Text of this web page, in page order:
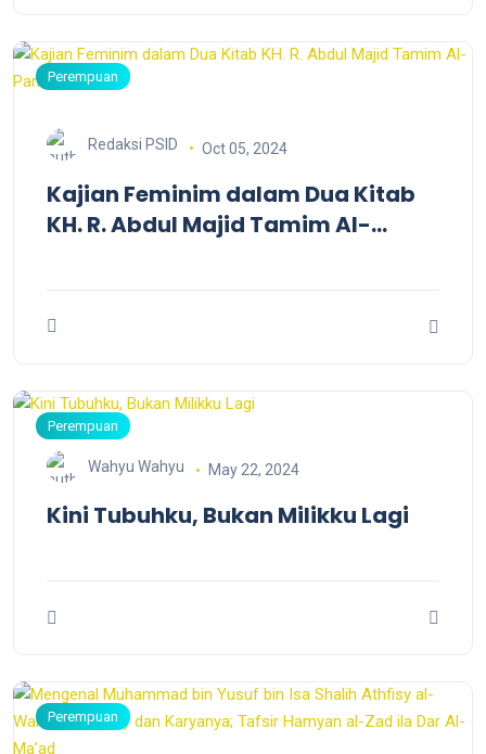
Perempuan
Redaksi PSID Oct 05, 2024
Kajian Feminim dalam Dua Kitab
KH. R. Abdul Majid Tamim Al-
Perempuan
Wahyu Wahyu May 22, 2024
Kini Tubuhku, Bukan Milikku Lagi
Perempuan